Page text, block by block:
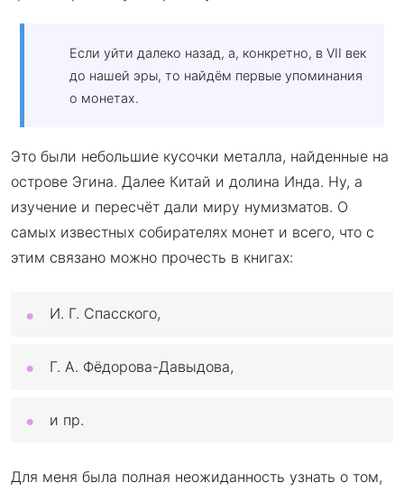
Если уйти далеко назад, а, конкретно, в VII век
до нашей эры, то найдём первые упоминания
о монетах.
Это были небольшие кусочки металла, найденные на
острове Эгина. Далее Китай и долина Инда. Ну, а
изучение и пересчёт дали миру нумизматов. О
самых известных собирателях монет и всего, что с
этим связано можно прочесть в книгах:
И. Г. Спасского,
Г. А. Фёдорова-Давыдова,
и пр.
Для меня была полная неожиданность узнать о том,